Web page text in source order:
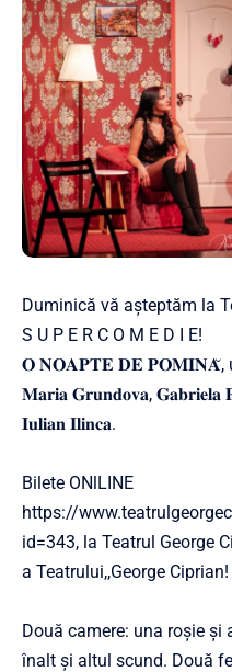
Duminică vă așteptăm la
S U P E R C O M E D I E!
𝐎 𝐍𝐎𝐀𝐏𝐓𝐄 𝐃𝐄 𝐏𝐎𝐌𝐈𝐍𝐀̆, un
𝐌𝐚𝐫𝐢𝐚 𝐆𝐫𝐮𝐧𝐝𝐨𝐯𝐚, 𝐆𝐚𝐛𝐫𝐢𝐞𝐥𝐚
𝐈𝐮𝐥𝐢𝐚𝐧 𝐈𝐥𝐢𝐧𝐜𝐚.
Bilete ONlLINE
https://
id=343, la Teatrul George
a Teatrului,,George Ciprian!
Două camere: una roșie
înalt și altul scund. Două